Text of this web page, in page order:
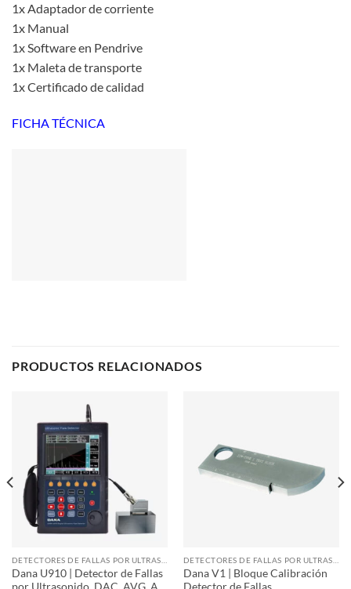
1x Adaptador de corriente
1x Manual
1x Software en Pendrive
1x Maleta de transporte
1x Certificado de calidad
FICHA TÉCNICA
PRODUCTOS RELACIONADOS
DETECTORES DE FALLAS POR ULTRASONIDO Y PHASED ARRAY
Dana U910 | Detector de Fallas
DETECTORES DE FALLAS POR ULTRASONIDO Y PHASED ARRAY
Dana V1 | Bloque Calibración